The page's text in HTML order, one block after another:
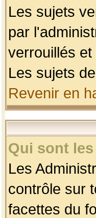
Les sujets
par
verrouillés
Les sujets
Revenir en
Qui sont
Les
contrôle sur
facettes du